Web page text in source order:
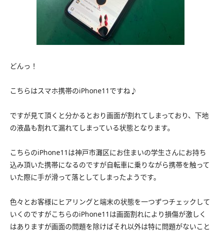
どんっ！
こちらはスマホ携帯のiPhone11ですね♪
ですが見て頂くと分かるとおり画面が割れてしまっており、下地
の液晶も割れて漏れてしまっている状態となります。
こちらのiPhone11は神戸市灘区にお住まいの学生さんにお持ち
込み頂いた携帯になるのですが自転車に乗りながら携帯を触って
いた際に手が滑って落としてしまったようです。
色々とお客様にヒアリングと端末の状態を一つずつチェックして
いくのですがこちらのiPhone11は画面割れにより損傷が激しく
はありますが画面の問題を除けばそれ以外は特に問題がないこと